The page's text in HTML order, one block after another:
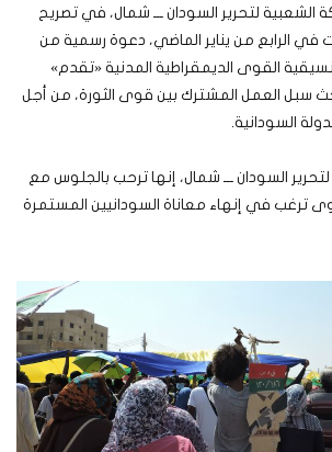
الشعبية لتحرير السودان ـــ شمال، في تصريح
الرابع من يناير الماضي، دعوة رسمية من
القوى الديمقراطية المدنية «تقدم»
سبل العمل المشترك بين قوى الثورة، من أجل
السودانية.
السودان ـــ شمال، إنها ترحب بالجلوس مع
ترغب في إنهاء معاناة السودانيين المستمرة